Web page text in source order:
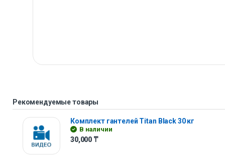
Рекомендуемые товары
Комплект гантелей Titan Black 30 кг
В наличии
30,000 ₸